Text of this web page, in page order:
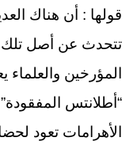
قولها : أن هناك
تتحدث عن أصل تلك
المؤرخين والعلماء
“أطلانتس
الأهرامات تعود